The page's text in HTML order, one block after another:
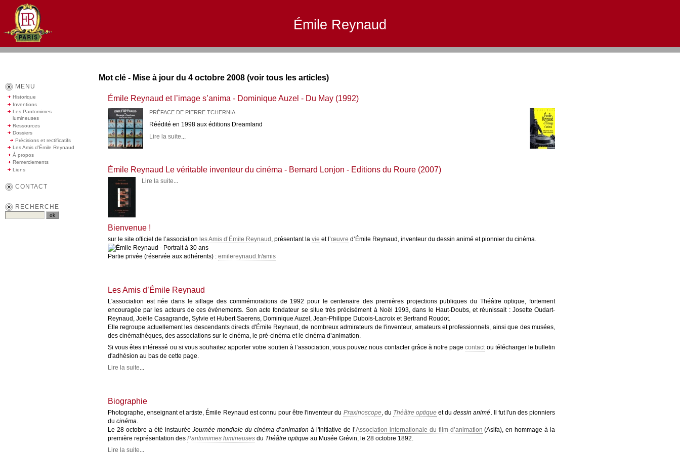
Émile Reynaud
Mot clé - Mise à jour du 4 octobre 2008 (voir tous les articles)
Émile Reynaud et l’image s’anima - Dominique Auzel - Du May (1992)
PRÉFACE DE PIERRE TCHERNIA
Réédité en 1998 aux éditions Dreamland
Lire la suite
Émile Reynaud Le véritable inventeur du cinéma - Bernard Lonjon - Editions du Roure (2007)
Lire la suite...
Bienvenue !
sur le site officiel de l’association les Amis d’Émile Reynaud , présentant la vie et l’œuvre d’Émile Reynaud, inventeur du dessin animé et pionnier du cinéma.
Partie privée (réservée aux adhérents) : emilereynaud.fr/amis
Les Amis d’Émile Reynaud
L'association est née dans le sillage des commémorations de 1992 pour le centenaire des premières projections publiques du Théâtre optique, fortement
encouragée par les acteurs de ces événements. Son acte fondateur se situe très précisément à Noël 1993, dans le Haut-Doubs, et réunissait : Josette Oudart-
Reynaud, Joëlle Casagrande, Sylvie et Hubert Saerens, Dominique Auzel, Jean-Philippe Dubois-Lacroix et Bertrand Roudot.
Elle regroupe actuellement les descendants directs d'Émile Reynaud, de nombreux admirateurs de l'inventeur, amateurs et professionnels, ainsi que des musées,
des cinémathèques, des associations sur le cinéma, le pré-cinéma et le cinéma d’animation.
Si vous êtes intéressé ou si vous souhaitez apporter votre soutien à l’association, vous pouvez nous contacter grâce à notre pagecontactou télécharger le bulletin
d'adhésion au bas de cette page.
Lire la suite...
Biographie
Photographe, enseignant et artiste, Émile Reynaud est connu pour être l'inventeur du Praxinoscope, du Théâtre optiqueet dudessin animé. Il fut l'un des pionniers
du cinéma.
Le 28 octobre a été instauréeJournée mondiale du cinéma d’animation à l'initiative de l’Association internationale du film d’animation (Asifa), en hommage à la
première représentation des Pantomimes lumineusesdu Théâtre optiqueau Musée Grévin, le 28 octobre 1892.
Lire la suite...
MENU
Historique
Inventions
Les Pantomimes
lumineuses
Ressources
Dossiers
Précisions et rectificatifs
Les Amis d'Émile Reynaud
À propos
Remerciements
Liens
CONTACT
RECHERCHE